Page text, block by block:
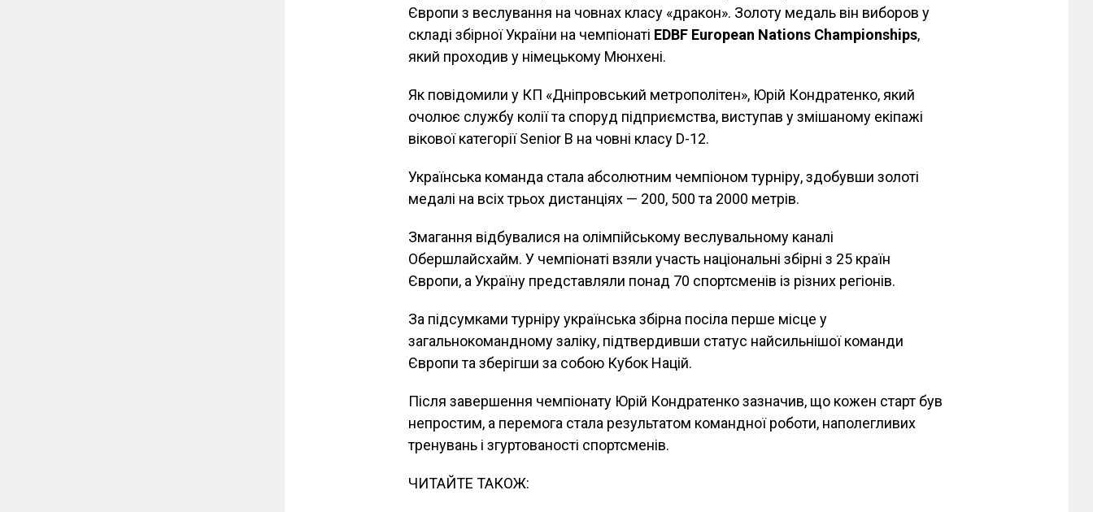
Європи з веслування на човнах класу «дракон». Золоту медаль він виборов у
складі збірної України на чемпіонаті EDBF European Nations Championships,
який проходив у німецькому Мюнхені.
Як повідомили у КП «Дніпровський метрополітен», Юрій Кондратенко, який
очолює службу колії та споруд підприємства, виступав у змішаному екіпажі
вікової категорії Senior B на човні класу D-12.
Українська команда стала абсолютним чемпіоном турніру, здобувши золоті
медалі на всіх трьох дистанціях — 200, 500 та 2000 метрів.
Змагання відбувалися на олімпійському веслувальному каналі
Обершлайсхайм. У чемпіонаті взяли участь національні збірні з 25 країн
Європи, а Україну представляли понад 70 спортсменів із різних регіонів.
За підсумками турніру українська збірна посіла перше місце у
загальнокомандному заліку, підтвердивши статус найсильнішої команди
Європи та зберігши за собою Кубок Націй.
Після завершення чемпіонату Юрій Кондратенко зазначив, що кожен старт був
непростим, а перемога стала результатом командної роботи, наполегливих
тренувань і згуртованості спортсменів.
ЧИТАЙТЕ ТАКОЖ: